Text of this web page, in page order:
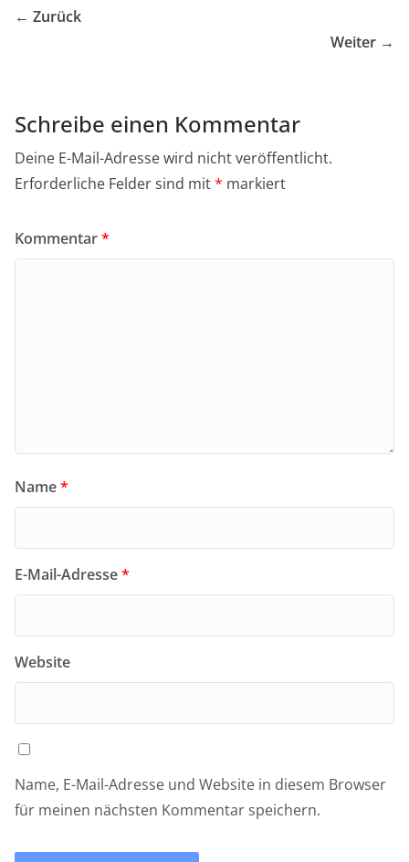
← Zurück
Weiter →
Schreibe einen Kommentar
Deine E-Mail-Adresse wird nicht veröffentlicht.
Erforderliche Felder sind mit* markiert
Kommentar*
Name*
E-Mail-Adresse*
Website
Name, E-Mail-Adresse und Website in diesem Browser
für meinen nächsten Kommentar speichern.